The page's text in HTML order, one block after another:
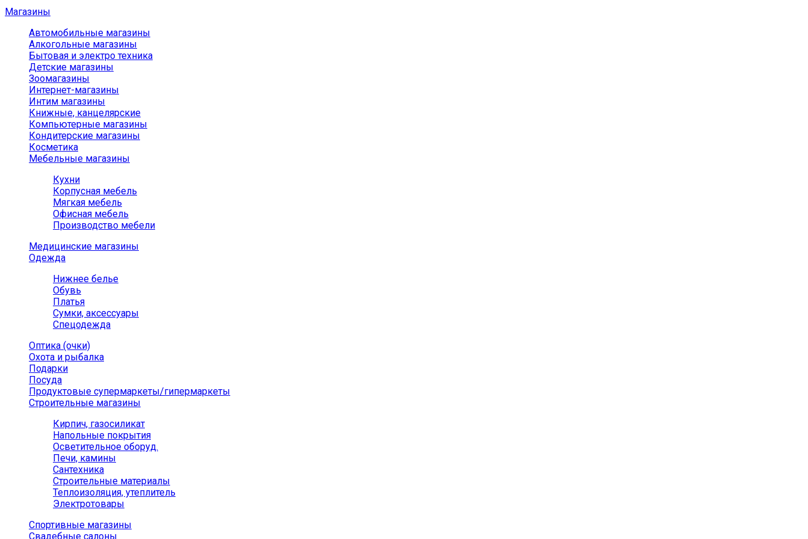
Магазины
Автомобильные магазины
Алкогольные магазины
Бытовая и электро техника
Детские магазины
Зоомагазины
Интернет-магазины
Интим магазины
Книжные, канцелярские
Компьютерные магазины
Кондитерские магазины
Косметика
Мебельные магазины
Кухни
Корпусная мебель
Мягкая мебель
Офисная мебель
Производство мебели
Медицинские магазины
Одежда
Нижнее белье
Обувь
Платья
Сумки, аксессуары
Спецодежда
Оптика (очки)
Охота и рыбалка
Подарки
Посуда
Продуктовые супермаркеты/гипермаркеты
Строительные магазины
Кирпич, газосиликат
Напольные покрытия
Осветительное оборуд.
Печи, камины
Сантехника
Строительные материалы
Теплоизоляция, утеплитель
Электротовары
Спортивные магазины
Свадебные салоны